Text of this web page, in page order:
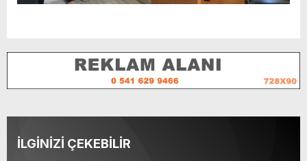
İLGİNİZİ ÇEKEBİLİR